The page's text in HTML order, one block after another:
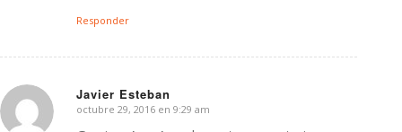
Responder
Javier Esteban
Dice:
octubre 29, 2016 en 9:29 am